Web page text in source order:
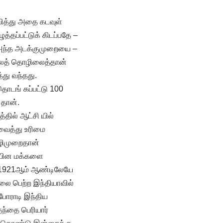
அதை கடவுள்
கிடப்பதே –
அந்த அடக்குமுறையை –
தொழிலைத்தான்
வந்தது.
கப்பட்டு 100
தான்.
ஆட்சி யில்
உரிமை
மக்களை
1921ஆம் ஆண்டிலேயே
பெற்ற இந்தியாவில்
இந்திய
பெரியார்